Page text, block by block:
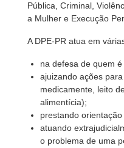
Pública, Criminal,
a Mulher e Execução
A DPE-PR atua em
na defesa de quem
ajuizando ações
medicamente, leito
alimentícia);
prestando
atuando
o problema de uma